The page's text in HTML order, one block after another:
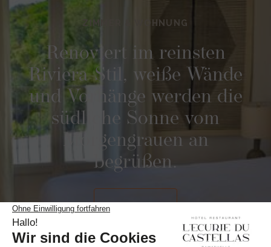
ZIMMER & WOHNUNG
Renoviert im reinsten
Riviera-Stil, weiße Wände
und Vorhänge werden die
südliche Sonne vom
Morgengrauen an
begrüßen.
ENTDECKEN